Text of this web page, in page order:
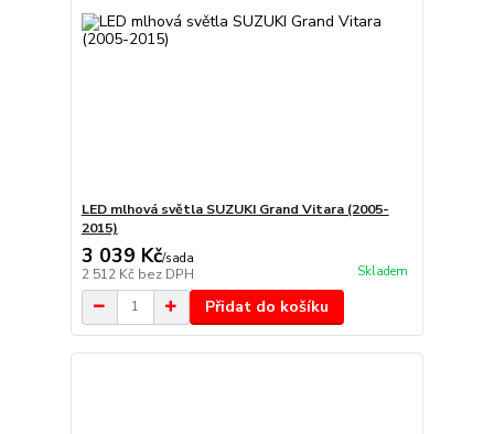
LED mlhová světla SUZUKI Grand Vitara (2005-
2015)
3 039 Kč/sada
2 512 Kč bez DPH Skladem
Přidat do košíku